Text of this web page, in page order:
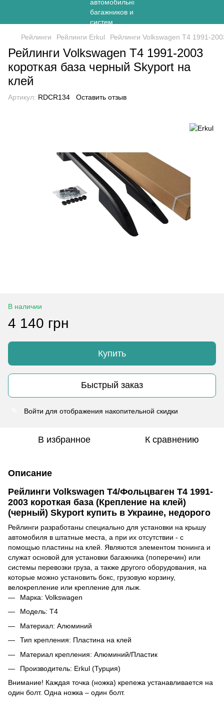
Рейлинги Рейлинги Erkul Рейлинги Volkswagen Т4 1991-
Рейлинги Volkswagen Т4 1991-2003
короткая база черный Skyport на
клей
Артикул: RDCR134 Оставить отзыв
В наличии
4 140 грн
Купить
Быстрый заказ
Войти для отображения накопительной скидки
В избранное К сравнению
Описание
Рейлинги Volkswagen T4/Фольцваген Т4 1991-
2003 короткая база (Крепление на клей)
(черный) Skyport купить в Украине, недорого
Рейлинги разработаны специально для установки на крышу
автомобиля в штатные места, а при их отсутствии - с
помощью пластины на клей. Являются элементом тюнинга и
служат основой для установки багажника (поперечин) или
системы перевозки груза, а также другого оборудования, на
которые можно установить бокс, грузовую корзину,
велокрепление или крепление для лыж.
Марка: Volkswagen
Модель: Т4
Материал: Алюминий
Тип крепления: Пластина на клей
Материал крепления: Алюминий/Пластик
Производитель: Erkul (Турция)
Внимание! Каждая точка (ножка) крепежа устанавливается на
один болт. Одна ножка – один болт.